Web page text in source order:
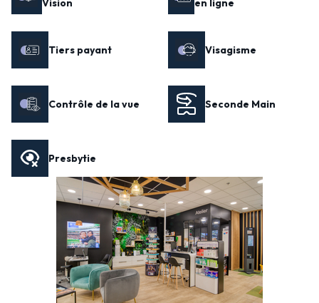
Vision
en ligne
Tiers payant Visagisme
Contrôle de la vue Seconde Main
Presbytie